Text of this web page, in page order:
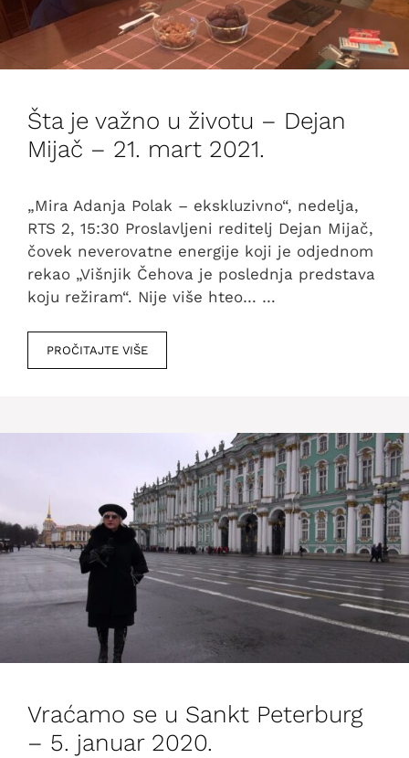
Šta je važno u životu – Dejan
Mijač – 21. mart 2021.
„Mira Adanja Polak – ekskluzivno“, nedelja,
RTS 2, 15:30 Proslavljeni reditelj Dejan Mijač,
čovek neverovatne energije koji je odjednom
rekao „Višnjik Čehova je poslednja predstava
koju režiram“. Nije više hteo… …
PROČITAJTE VIŠE
Vraćamo se u Sankt Peterburg
– 5. januar 2020.